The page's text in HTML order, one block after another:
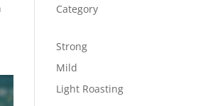
Category
Strong
Mild
Light Roasting